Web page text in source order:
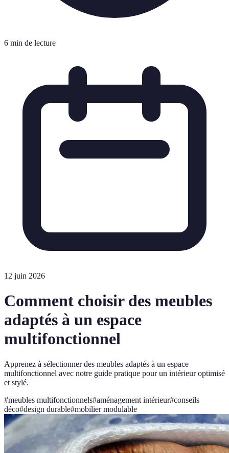
6 min de lecture
12 juin 2026
Comment choisir des meubles
adaptés à un espace
multifonctionnel
Apprenez à sélectionner des meubles adaptés à un espace
multifonctionnel avec notre guide pratique pour un intérieur optimisé
et stylé.
#meubles multifonctionnels#aménagement intérieur#conseils
déco#design durable#mobilier modulable